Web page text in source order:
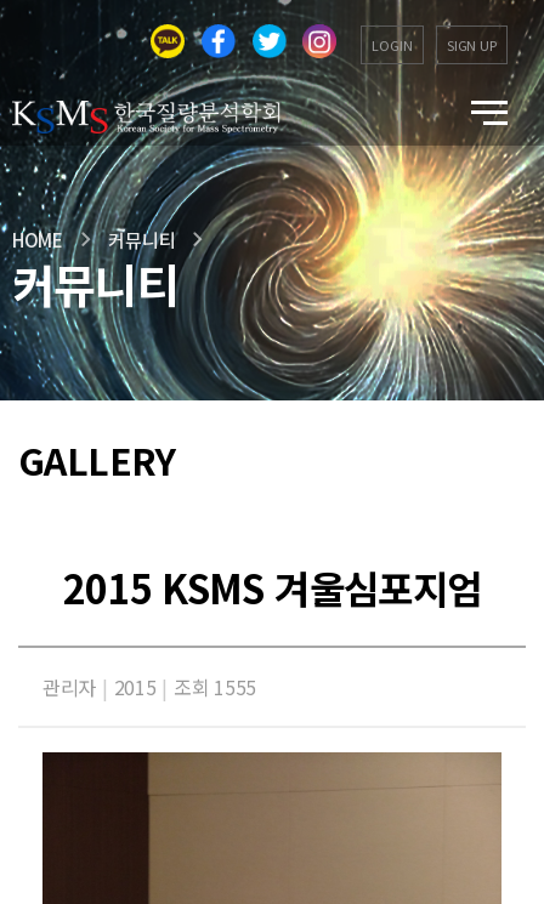
LOGIN SIGN UP
HOME 커뮤니티
커뮤니티
GALLERY
2015 KSMS 겨울심포지엄
관리자 | 2015 | 조회 1555